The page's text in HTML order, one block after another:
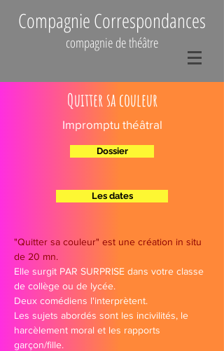
Compagnie Correspondances
compagnie de théâtre
Quitter sa couleur
Impromptu théâtral
Dossier
Les dates
"Quitter sa couleur" est une création in situ
de 20 mn.
Elle surgit PAR SURPRISE dans votre classe
de collège ou de lycée.
Deux comédiens l'interprètent.
Les sujets abordés sont les incivilités, le
harcèlement moral et les rapports
garçon/fille.